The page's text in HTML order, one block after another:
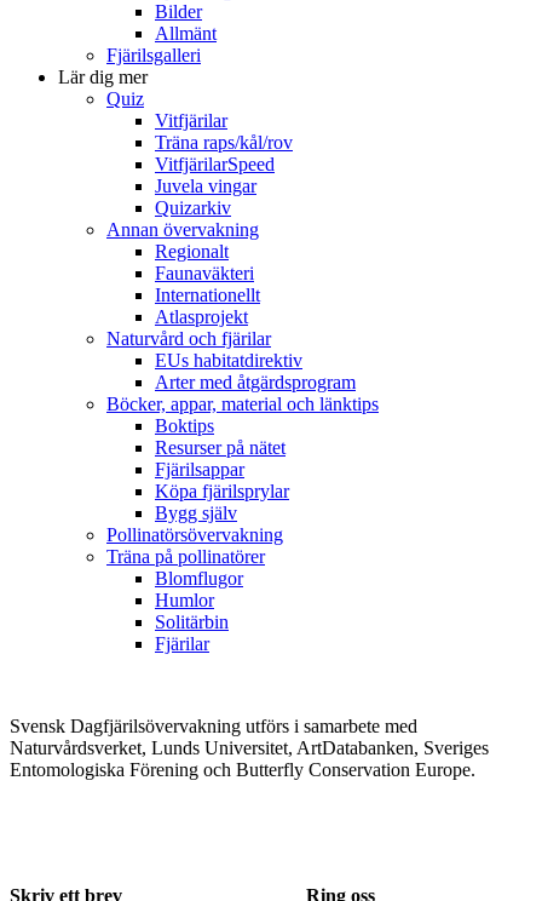
Bilder
Allmänt
Fjärilsgalleri
Lär dig mer
Quiz
Vitfjärilar
Träna raps/kål/rov
VitfjärilarSpeed
Juvela vingar
Quizarkiv
Annan övervakning
Regionalt
Faunaväkteri
Internationellt
Atlasprojekt
Naturvård och fjärilar
EUs habitatdirektiv
Arter med åtgärdsprogram
Böcker, appar, material och länktips
Boktips
Resurser på nätet
Fjärilsappar
Köpa fjärilsprylar
Bygg själv
Pollinatörsövervakning
Träna på pollinatörer
Blomflugor
Humlor
Solitärbin
Fjärilar
Svensk Dagfjärilsövervakning utförs i samarbete med
Naturvårdsverket, Lunds Universitet, ArtDatabanken, Sveriges
Entomologiska Förening och Butterfly Conservation Europe.
Skriv ett brev Ring oss